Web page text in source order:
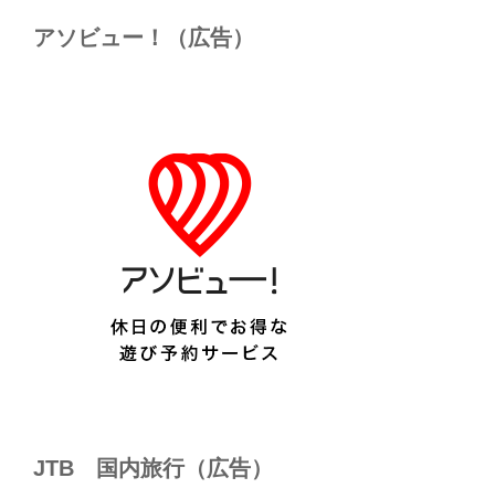
アソビュー！（広告）
JTB 国内旅行（広告）